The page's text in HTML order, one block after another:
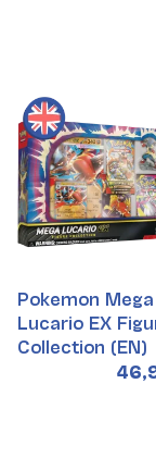
Pokemon Mega
Lucario EX
Collection (EN)